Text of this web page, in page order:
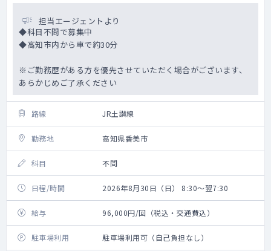
担当エージェントより
◆科目不問で募集中
◆高知市内から車で約30分
※ご勤務歴がある方を優先させていただく場合がございます、
あらかじめご了承ください
路線 JR土讃線
勤務地 高知県香美市
科目 不問
日程/時間 2026年8月30日（日） 8:30～翌7:30
給与 96,000円/回（税込・交通費込）
駐車場利用 駐車場利用可（自己負担なし）